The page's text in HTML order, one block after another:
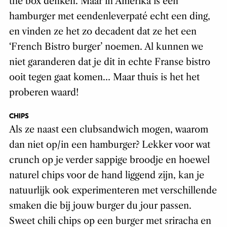
hamburger met eendenleverpaté echt een ding,
en vinden ze het zo decadent dat ze het een
‘French Bistro burger’ noemen. Al kunnen we
niet garanderen dat je dit in echte Franse bistro
ooit tegen gaat komen… Maar thuis is het het
proberen waard!
CHIPS
Als ze naast een clubsandwich mogen, waarom
dan niet op/in een hamburger? Lekker voor wat
crunch op je verder sappige broodje en hoewel
naturel chips voor de hand liggend zijn, kan je
natuurlijk ook experimenteren met verschillende
smaken die bij jouw burger du jour passen.
Sweet chili chips op een burger met sriracha en